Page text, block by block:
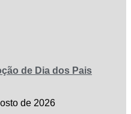
de Dia dos Pais
de 2026